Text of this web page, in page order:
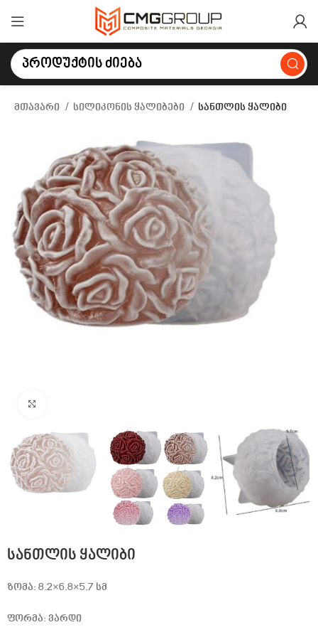
მთავარი სილიკონის ყალიბები სანთლის ყალიბი
სანთლის ყალიბი
ზომა: 8.2×6.8×5.7 სმ
ფორმა: ვარდი